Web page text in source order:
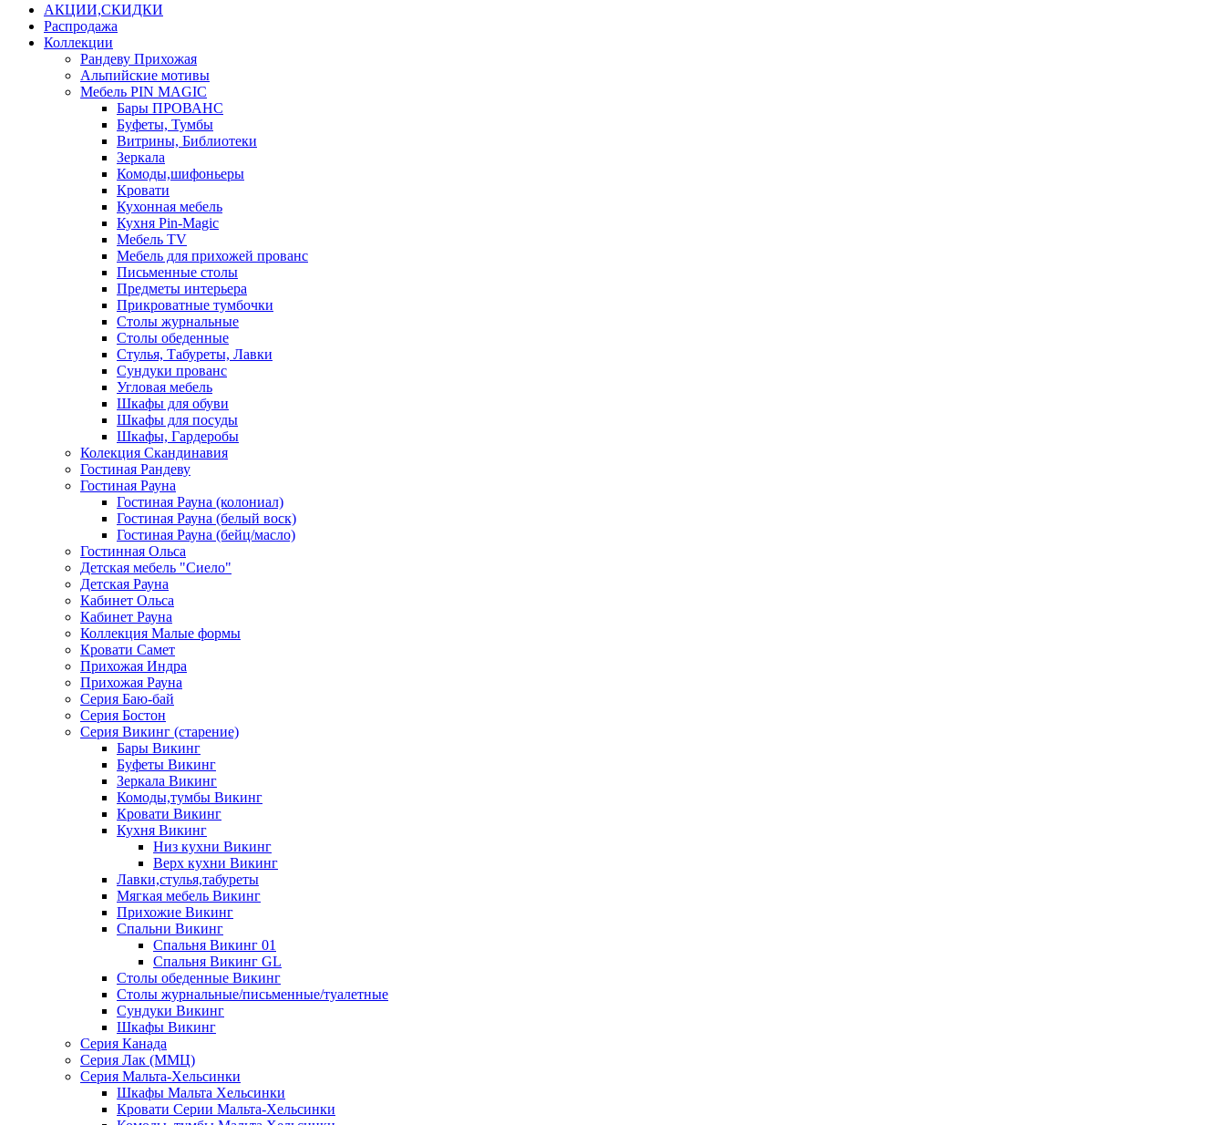
АКЦИИ,СКИДКИ
Распродажа
Коллекции
Рандеву Прихожая
Альпийские мотивы
Мебель PIN MAGIС
Бары ПРОВАНС
Буфеты, Тумбы
Витрины, Библиотеки
Зеркала
Комоды,шифоньеры
Кровати
Кухонная мебель
Кухня Pin-Magic
Мебель TV
Мебель для прихожей прованс
Письменные столы
Предметы интерьера
Прикроватные тумбочки
Столы журнальные
Столы обеденные
Стулья, Табуреты, Лавки
Сундуки прованс
Угловая мебель
Шкафы для обуви
Шкафы для посуды
Шкафы, Гардеробы
Колекция Скандинавия
Гостиная Рандеву
Гостиная Рауна
Гостиная Рауна (колониал)
Гостиная Рауна (белый воск)
Гостиная Рауна (бейц/масло)
Гостинная Ольса
Детская мебель "Сиело"
Детская Рауна
Кабинет Ольса
Кабинет Рауна
Коллекция Малые формы
Кровати Самет
Прихожая Индра
Прихожая Рауна
Серия Баю-бай
Серия Бостон
Серия Викинг (старение)
Бары Викинг
Буфеты Викинг
Зеркала Викинг
Комоды,тумбы Викинг
Кровати Викинг
Кухня Викинг
Низ кухни Викинг
Верх кухни Викинг
Лавки,стулья,табуреты
Мягкая мебель Викинг
Прихожие Викинг
Спальни Викинг
Спальня Викинг 01
Спальня Викинг GL
Столы обеденные Викинг
Столы журнальные/письменные/туалетные
Сундуки Викинг
Шкафы Викинг
Серия Канада
Серия Лак (ММЦ)
Серия Мальта-Хельсинки
Шкафы Мальта Хельсинки
Кровати Серии Мальта-Хельсинки